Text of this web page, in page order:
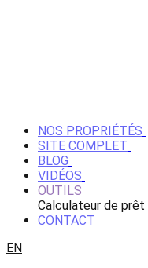
NOS PROPRIÉTÉS
SITE COMPLET
BLOG
VIDÉOS
OUTILS
Calculateur de
CONTACT
EN